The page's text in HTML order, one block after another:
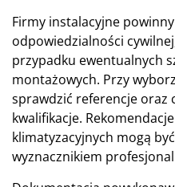
Firmy instalacyjne
odpowiedzialności
przypadku ewentualnych
montażowych. Przy
sprawdzić referencje oraz
kwalifikacje.
klimatyzacyjnych mogą
wyznacznikiem